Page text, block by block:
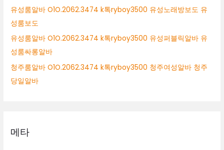
유성룸알바 O1O.2062.3474 k톡ryboy3500 유성노래방보도 유
성룸보도
유성룸알바 O1O.2062.3474 k톡ryboy3500 유성퍼블릭알바 유
성룸싸롱알바
청주룸알바 O1O.2062.3474 k톡ryboy3500 청주여성알바 청주
당일알바
메타